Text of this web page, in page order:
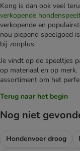
Kong is dan ook veel
verkopende
verkopende en
nou piepend speelgoed
bij zooplus.
Je vindt op de speeltjes
op materiaal en op
assortiment om het
Terug naar het begin
Nog niet
Hondenvoer droog